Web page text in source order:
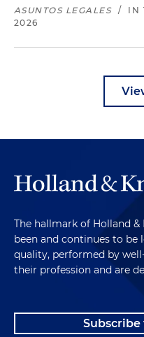
ASUNTOS LEGALES / IN
2026
The hallmark of Holland &
been and continues to
quality, performed by
their profession and are